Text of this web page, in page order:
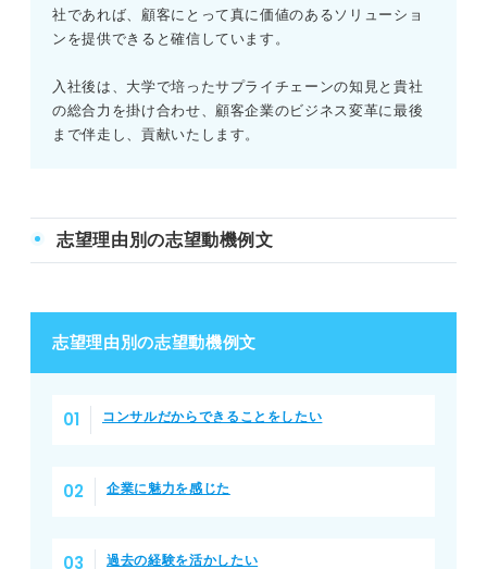
社であれば、顧客にとって真に価値のあるソリューショ
ンを提供できると確信しています。
入社後は、大学で培ったサプライチェーンの知見と貴社
の総合力を掛け合わせ、顧客企業のビジネス変革に最後
まで伴走し、貢献いたします。
志望理由別の志望動機例文
志望理由別の志望動機例文
コンサルだからできることをしたい
企業に魅力を感じた
過去の経験を活かしたい